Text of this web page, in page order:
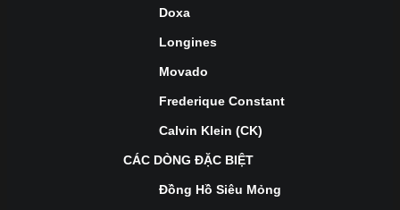
Doxa
Longines
Movado
Frederique Constant
Calvin Klein (CK)
CÁC DÒNG ĐẶC BIỆT
Đồng Hồ Siêu Mỏng